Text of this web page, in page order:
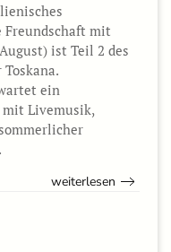
Freundschaft mit
ist Teil 2 des
ein
mit Livemusik,
weiterlesen